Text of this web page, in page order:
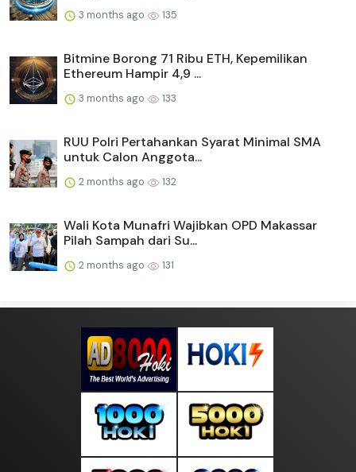
3 months ago 135
Bitmine Borong 71 Ribu ETH, Kepemilikan
Ethereum Hampir 4,9 ...
3 months ago 133
RUU Polri Pertahankan Syarat Minimal SMA
untuk Calon Anggota...
2 months ago 132
Wali Kota Munafri Wajibkan OPD Makassar
Pilah Sampah dari Su...
2 months ago 131